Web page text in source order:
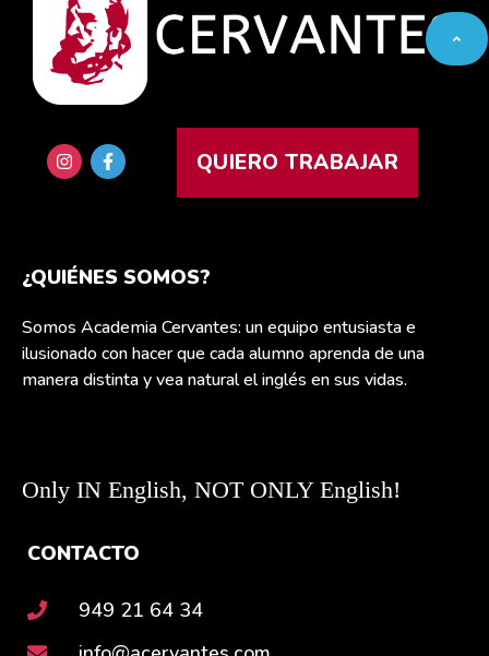
QUIERO TRABAJAR
¿QUIÉNES SOMOS?
Somos Academia Cervantes: un equipo entusiasta e
ilusionado con hacer que cada alumno aprenda de una
manera distinta y vea natural el inglés en sus vidas.
Only IN English, NOT ONLY English!
CONTACTO
949 21 64 34